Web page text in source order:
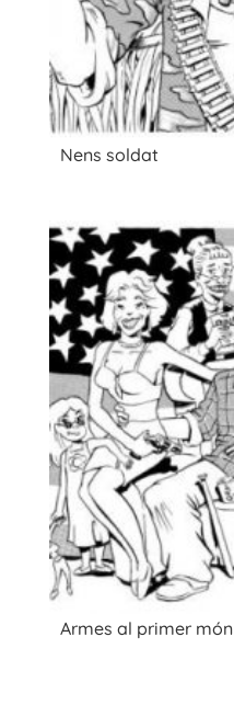
Nens soldat
Armes al primer món